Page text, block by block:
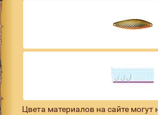
Цвета материалов на сайте могут